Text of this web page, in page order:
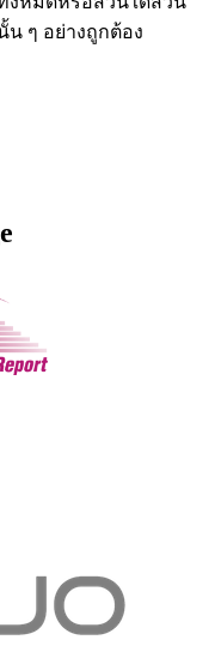
น ๆ อย่างถูกต้อง